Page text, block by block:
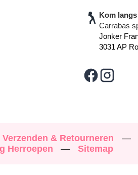
Kom
Carrabas
Jonker
3031 AP
Verzenden & Retourneren —
Herroepen — Sitemap